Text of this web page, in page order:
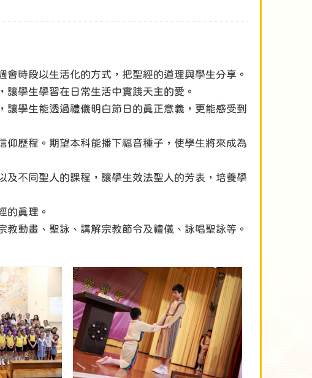
時段以生活化的方式，把聖經的道理與學生分享。
學生學習在日常生活中實踐天主的愛。
學生能透過禮儀明白節日的真正意義，更能感受到
歷程。期望本科能播下福音種子，使學生將來成為
不同聖人的課程，讓學生效法聖人的芳表，培養學
的真理。
動畫、聖詠、講解宗教節令及禮儀、詠唱聖詠等。